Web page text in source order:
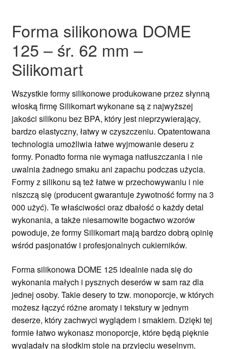
Forma silikonowa DOME
125 – śr. 62 mm –
Silikomart
Wszystkie formy silikonowe produkowane przez słynną
włoską firmę Silikomart wykonane są z najwyższej
jakości silikonu bez BPA, który jest nieprzywierający,
bardzo elastyczny, łatwy w czyszczeniu. Opatentowana
technologia umożliwia łatwe wyjmowanie deseru z
formy. Ponadto forma nie wymaga natłuszczania i nie
uwalnia żadnego smaku ani zapachu podczas użycia.
Formy z silikonu są też łatwe w przechowywaniu i nie
niszczą się (producent gwarantuje żywotność formy na 3
000 użyć). Te właściwości oraz dbałość o każdy detal
wykonania, a także niesamowite bogactwo wzorów
powoduje, że formy Silikomart mają bardzo dobrą opinię
wśród pasjonatów i profesjonalnych cukierników.
Forma silikonowa DOME 125 idealnie nada się do
wykonania małych i pysznych deserów w sam raz dla
jednej osoby. Takie desery to tzw. monoporcje, w których
możesz łączyć różne aromaty i tekstury w jednym
deserze, który zachwyci wyglądem i smakiem. Dzięki tej
formie łatwo wykonasz monoporcje, które będą pięknie
wyglądały na słodkim stole na przyjęciu weselnym,